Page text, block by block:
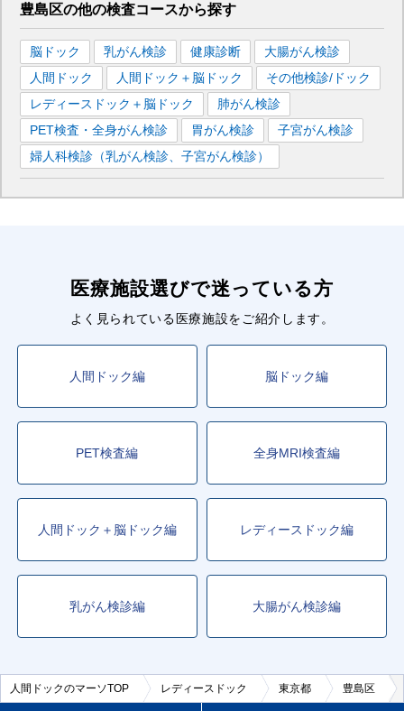
豊島区の他の検査コースから探す
脳ドック 乳がん検診 健康診断
大腸がん検診
人間ドック
人間ドック＋脳ドック
その他検診/ドック
レディースドック＋脳ドック
肺がん検診
PET検査・全身がん検診
胃がん検診
子宮がん検診
婦人科検診（乳がん検診、子宮がん検診）
医療施設選びで迷っている方
よく見られている医療施設をご紹介します。
人間ドック編 脳ドック編
PET検査編 全身MRI検査編
人間ドック＋脳ドック編 レディースドック編
乳がん検診編 大腸がん検診編
人間ドックのマーソTOP レディースドック 東京都 豊島区